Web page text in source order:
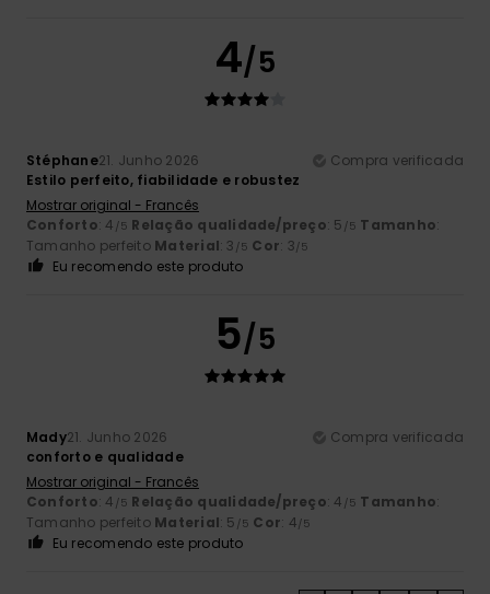
4/5
Stéphane21. Junho 2026
Compra verificada
Estilo perfeito, fiabilidade e robustez
Mostrar original - Francês
Conforto: 4 /5 Relação qualidade/preço: 5 /5 Tamanho:
Tamanho perfeito Material: 3 /5 Cor: 3/5
Eu recomendo este produto
5/5
Mady21. Junho 2026
Compra verificada
conforto e qualidade
Mostrar original - Francês
Conforto: 4 /5 Relação qualidade/preço: 4 /5 Tamanho:
Tamanho perfeito Material: 5 /5 Cor: 4/5
Eu recomendo este produto